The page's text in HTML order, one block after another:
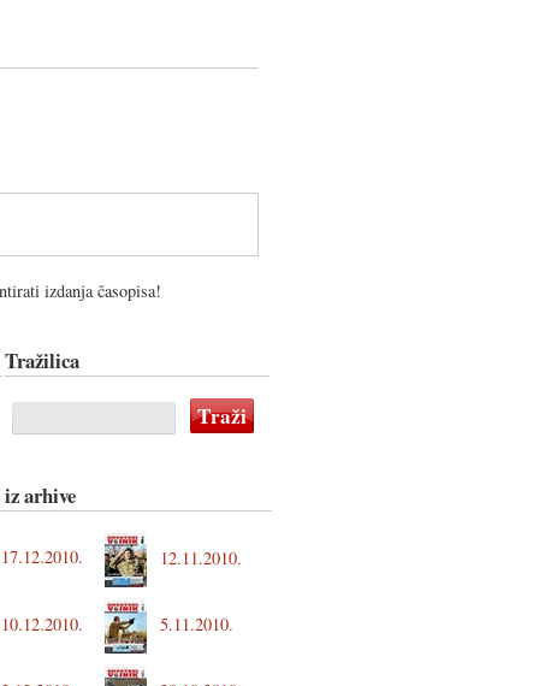
izdanja časopisa!
Tražilica
arhive
17.12.2010. 12.11.2010.
10.12.2010. 5.11.2010.